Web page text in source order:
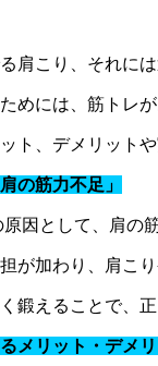
肩こり、それに
めには、筋トレ
ト、デメリット
の筋力不足」
因として、肩の
が加わり、肩こ
鍛えることで、
メリット・デメリ